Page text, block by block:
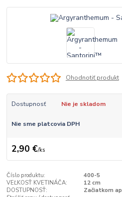
Ohodnotiť produkt
Dostupnosť Nie je skladom
Nie sme platcovia DPH
2,90 €/ks
Číslo produktu:
400-5
VEĽKOSŤ KVETINÁČA:
12 cm
DOSTUPNOSŤ:
Začiatkom